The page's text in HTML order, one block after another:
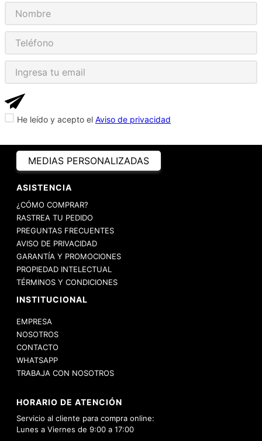
He leído y acepto el Aviso de privacidad
MEDIAS PERSONALIZADAS
ASISTENCIA
¿CÓMO COMPRAR?
RASTREA TU PEDIDO
PREGUNTAS FRECUENTES
AVISO DE PRIVACIDAD
GARANTÍA Y PROMOCIONES
PROPIEDAD INTELECTUAL
TÉRMINOS Y CONDICIONES
INSTITUCIONAL
EMPRESA
NOSOTROS
CONTACTO
WHATSAPP
TRABAJA CON NOSOTROS
HORARIO DE ATENCIÓN
Servicio al cliente para compra online:
Lunes a Viernes de 9:00 a 17:00